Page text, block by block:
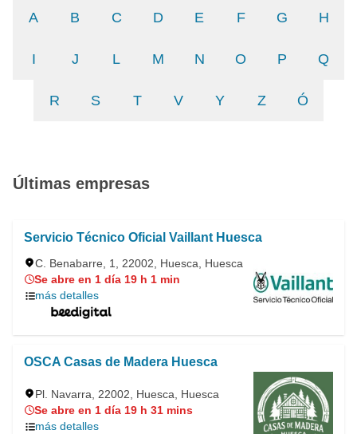
A B C D E F G H
I J L M N O P Q
R S T V Y Z Ó
Últimas empresas
Servicio Técnico Oficial Vaillant Huesca
C. Benabarre, 1, 22002, Huesca, Huesca
Se abre en 1 día 19 h 1 min
más detalles
OSCA Casas de Madera Huesca
Pl. Navarra, 22002, Huesca, Huesca
Se abre en 1 día 19 h 31 mins
más detalles